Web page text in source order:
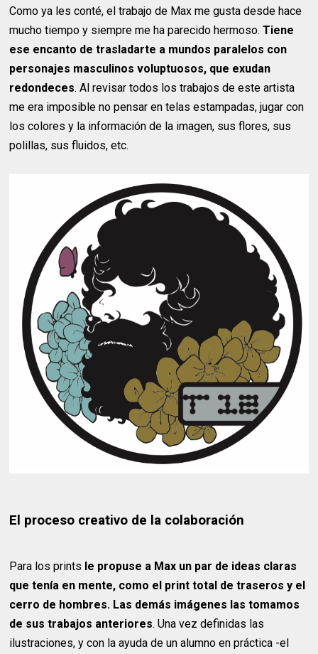
Como ya les conté, el trabajo de Max me gusta desde hace
mucho tiempo y siempre me ha parecido hermoso.Tiene
ese encanto de trasladarte a mundos paralelos con
personajes masculinos voluptuosos, que exudan
redondeces. Al revisar todos los trabajos de este artista
me era imposible no pensar en telas estampadas, jugar con
los colores y la información de la imagen, sus flores, sus
polillas, sus fluidos, etc.
El proceso creativo de la colaboración
Para los prints le propuse a Max un par de ideas claras
que tenía en mente, como el print total de traseros y el
cerro de hombres. Las demás imágenes las tomamos
de sus trabajos anteriores. Una vez definidas las
ilustraciones, y con la ayuda de un alumno en práctica -el